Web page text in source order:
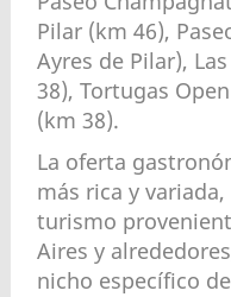
Pilar (km 46),
Ayres de Pilar),
38), Tortugas
(km 38).
La oferta
más rica y
turismo
Aires y
nicho específico